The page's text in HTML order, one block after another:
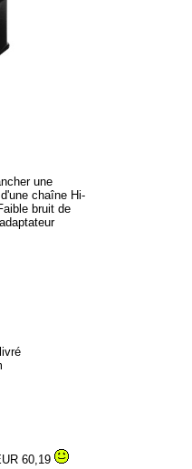
une
chaîne Hi-
bruit de
60,19